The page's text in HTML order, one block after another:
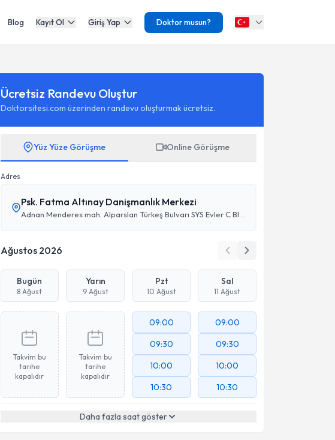
Blog Kayıt Ol Giriş Yap Doktor musun?
Ücretsiz Randevu Oluştur
Doktorsitesi.com üzerinden randevu oluşturmak ücretsiz.
Yüz Yüze Görüşme Online Görüşme
Adres
Psk. Fatma Altınay Danişmanlık Merkezi
Ağustos 2026
Bugün
8 Ağust
Yarın
9 Ağust
Pzt
10 Ağust
Sal
11 Ağust
Takvim bu
tarihe
kapalıdır
Takvim bu
tarihe
kapalıdır
09:00
09:30
10:00
10:30
09:00
09:30
10:00
10:30
Daha fazla saat göster